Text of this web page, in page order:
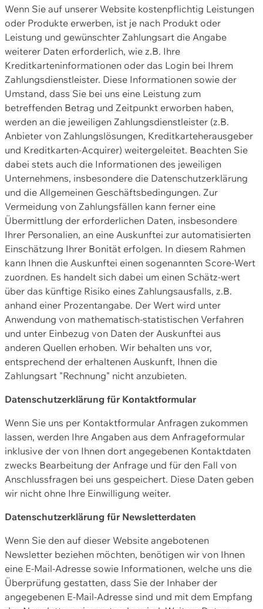
Wenn Sie auf unserer Website kostenpflichtig Leistungen
oder Produkte erwerben, ist je nach Produkt oder
Leistung und gewünschter Zahlungsart die Angabe
weiterer Daten erforderlich, wie z.B. Ihre
Kreditkarteninformationen oder das Login bei Ihrem
Zahlungsdienstleister. Diese Informationen sowie der
Umstand, dass Sie bei uns eine Leistung zum
betreffenden Betrag und Zeitpunkt erworben haben,
werden an die jeweiligen Zahlungsdienstleister (z.B.
Anbieter von Zahlungslösungen, Kreditkarteherausgeber
und Kreditkarten-Acquirer) weitergeleitet. Beachten Sie
dabei stets auch die Informationen des jeweiligen
Unternehmens, insbesondere die Datenschutzerklärung
und die Allgemeinen Geschäftsbedingungen. Zur
Vermeidung von Zahlungsfällen kann ferner eine
Übermittlung der erforderlichen Daten, insbesondere
Ihrer Personalien, an eine Auskunftei zur automatisierten
Einschätzung Ihrer Bonität erfolgen. In diesem Rahmen
kann Ihnen die Auskunftei einen sogenannten Score-Wert
zuordnen. Es handelt sich dabei um einen Schätz-wert
über das künftige Risiko eines Zahlungsausfalls, z.B.
anhand einer Prozentangabe. Der Wert wird unter
Anwendung von mathematisch-statistischen Verfahren
und unter Einbezug von Daten der Auskunftei aus
anderen Quellen erhoben. Wir behalten uns vor,
entsprechend der erhaltenen Auskunft, Ihnen die
Zahlungsart "Rechnung" nicht anzubieten.
Datenschutzerklärung für Kontaktformular
Wenn Sie uns per Kontaktformular Anfragen zukommen
lassen, werden Ihre Angaben aus dem Anfrageformular
inklusive der von Ihnen dort angegebenen Kontaktdaten
zwecks Bearbeitung der Anfrage und für den Fall von
Anschlussfragen bei uns gespeichert. Diese Daten geben
wir nicht ohne Ihre Einwilligung weiter.
Datenschutzerklärung für Newsletterdaten
Wenn Sie den auf dieser Website angebotenen
Newsletter beziehen möchten, benötigen wir von Ihnen
eine E-Mail-Adresse sowie Informationen, welche uns die
Überprüfung gestatten, dass Sie der Inhaber der
angegebenen E-Mail-Adresse sind und mit dem Empfang